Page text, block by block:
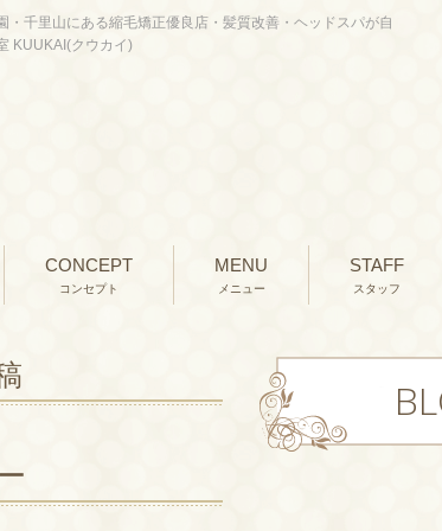
・千里山にある縮毛矯正優良店・髪質改善・ヘッドスパが自
KUUKAI(クウカイ)
CONCEPT
コンセプト
MENU
メニュー
STAFF
スタッフ